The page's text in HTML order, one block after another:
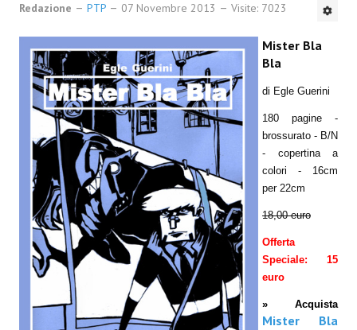
Contest
Prossimamente
Spazio Cagliostro@Lucca 2014
Spazio Cagliostro@Lucca 2015
Spazio Cagliostro@Lucca 2016
Spazio Cagliostro@Lucca 2017
Casa Cagliostro@Lucca2018
#baseLUna@Lucca 2019
PUBBLICAZIONI
Fumetti
Redazione PTP 07 Novembre 2013 Visite: 7023
Mister Bla
Bla
di Egle Guerini
180 pagine -
brossurato - B/N
- copertina a
colori - 16cm
per 22cm
18,00 euro
Offerta
Speciale: 15
euro
» Acquista
Mister Bla